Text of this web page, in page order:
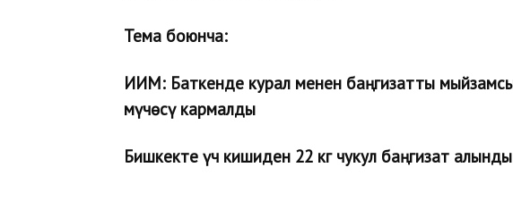
Тема боюнча:
ИИМ: Баткенде курал менен баңгизатты
мүчөсү кармалды
Бишкекте үч кишиден 22 кг чукул баңгизат алынды